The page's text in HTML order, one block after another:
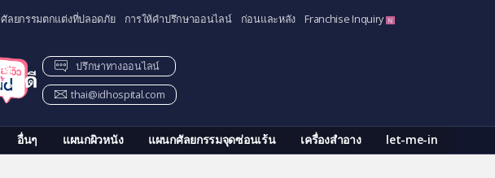
ศัลยกรรมตกแต่งที่ปลอดภัย การให้คำปรึกษาออนไลน์ ก่อนและหลัง Franchise Inquiry
อื่นๆ แผนกผิวหนัง แผนกศัลยกรรมจุดซ่อนเร้น เครื่องสำอาง
let-me-in
ปรึกษาทางออนไลน์
thai@idhospital.com